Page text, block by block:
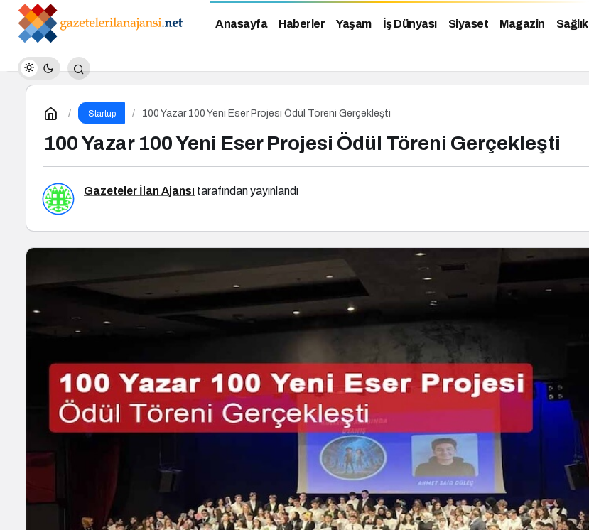
Anasayfa Haberler Yaşam İş Dünyası Siyaset Magazin Sağlık
Startup 100 Yazar 100 Yeni Eser Projesi Ödül Töreni Gerçekleşti
100 Yazar 100 Yeni Eser Projesi Ödül Töreni Gerçekleşti
Gazeteler İlan Ajansı tarafından yayınlandı